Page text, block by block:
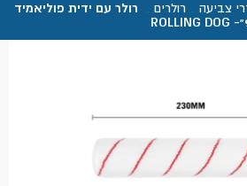
צביעה רולרים
רולר עם ידית פוליאמיד
9"-